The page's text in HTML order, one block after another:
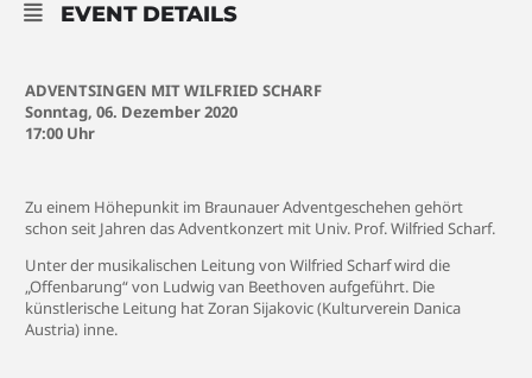
EVENT DETAILS
ADVENTSINGEN MIT WILFRIED SCHARF
Sonntag, 06. Dezember 2020
17:00 Uhr
Zu einem Höhepunkit im Braunauer Adventgeschehen gehört
schon seit Jahren das Adventkonzert mit Univ. Prof. Wilfried Scharf.
Unter der musikalischen Leitung von Wilfried Scharf wird die
„Offenbarung“ von Ludwig van Beethoven aufgeführt. Die
künstlerische Leitung hat Zoran Sijakovic (Kulturverein Danica
Austria) inne.